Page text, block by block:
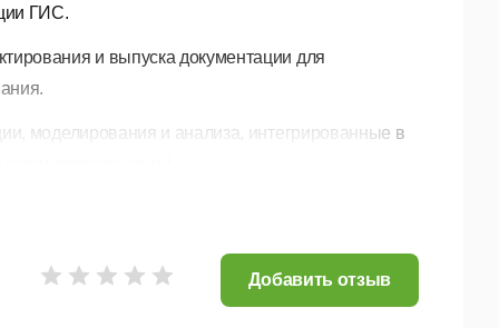
ГИС.
и выпуска документации для
моделирования и анализа, интегрированные в
принятия решений.
Autodesk. Добавить отзыв